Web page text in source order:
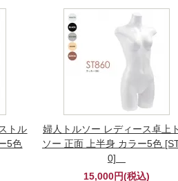
トル
5色
婦人トルソー レディース卓上
ソー 正面 上半身 カラー5色
0]
15,000円(税込)